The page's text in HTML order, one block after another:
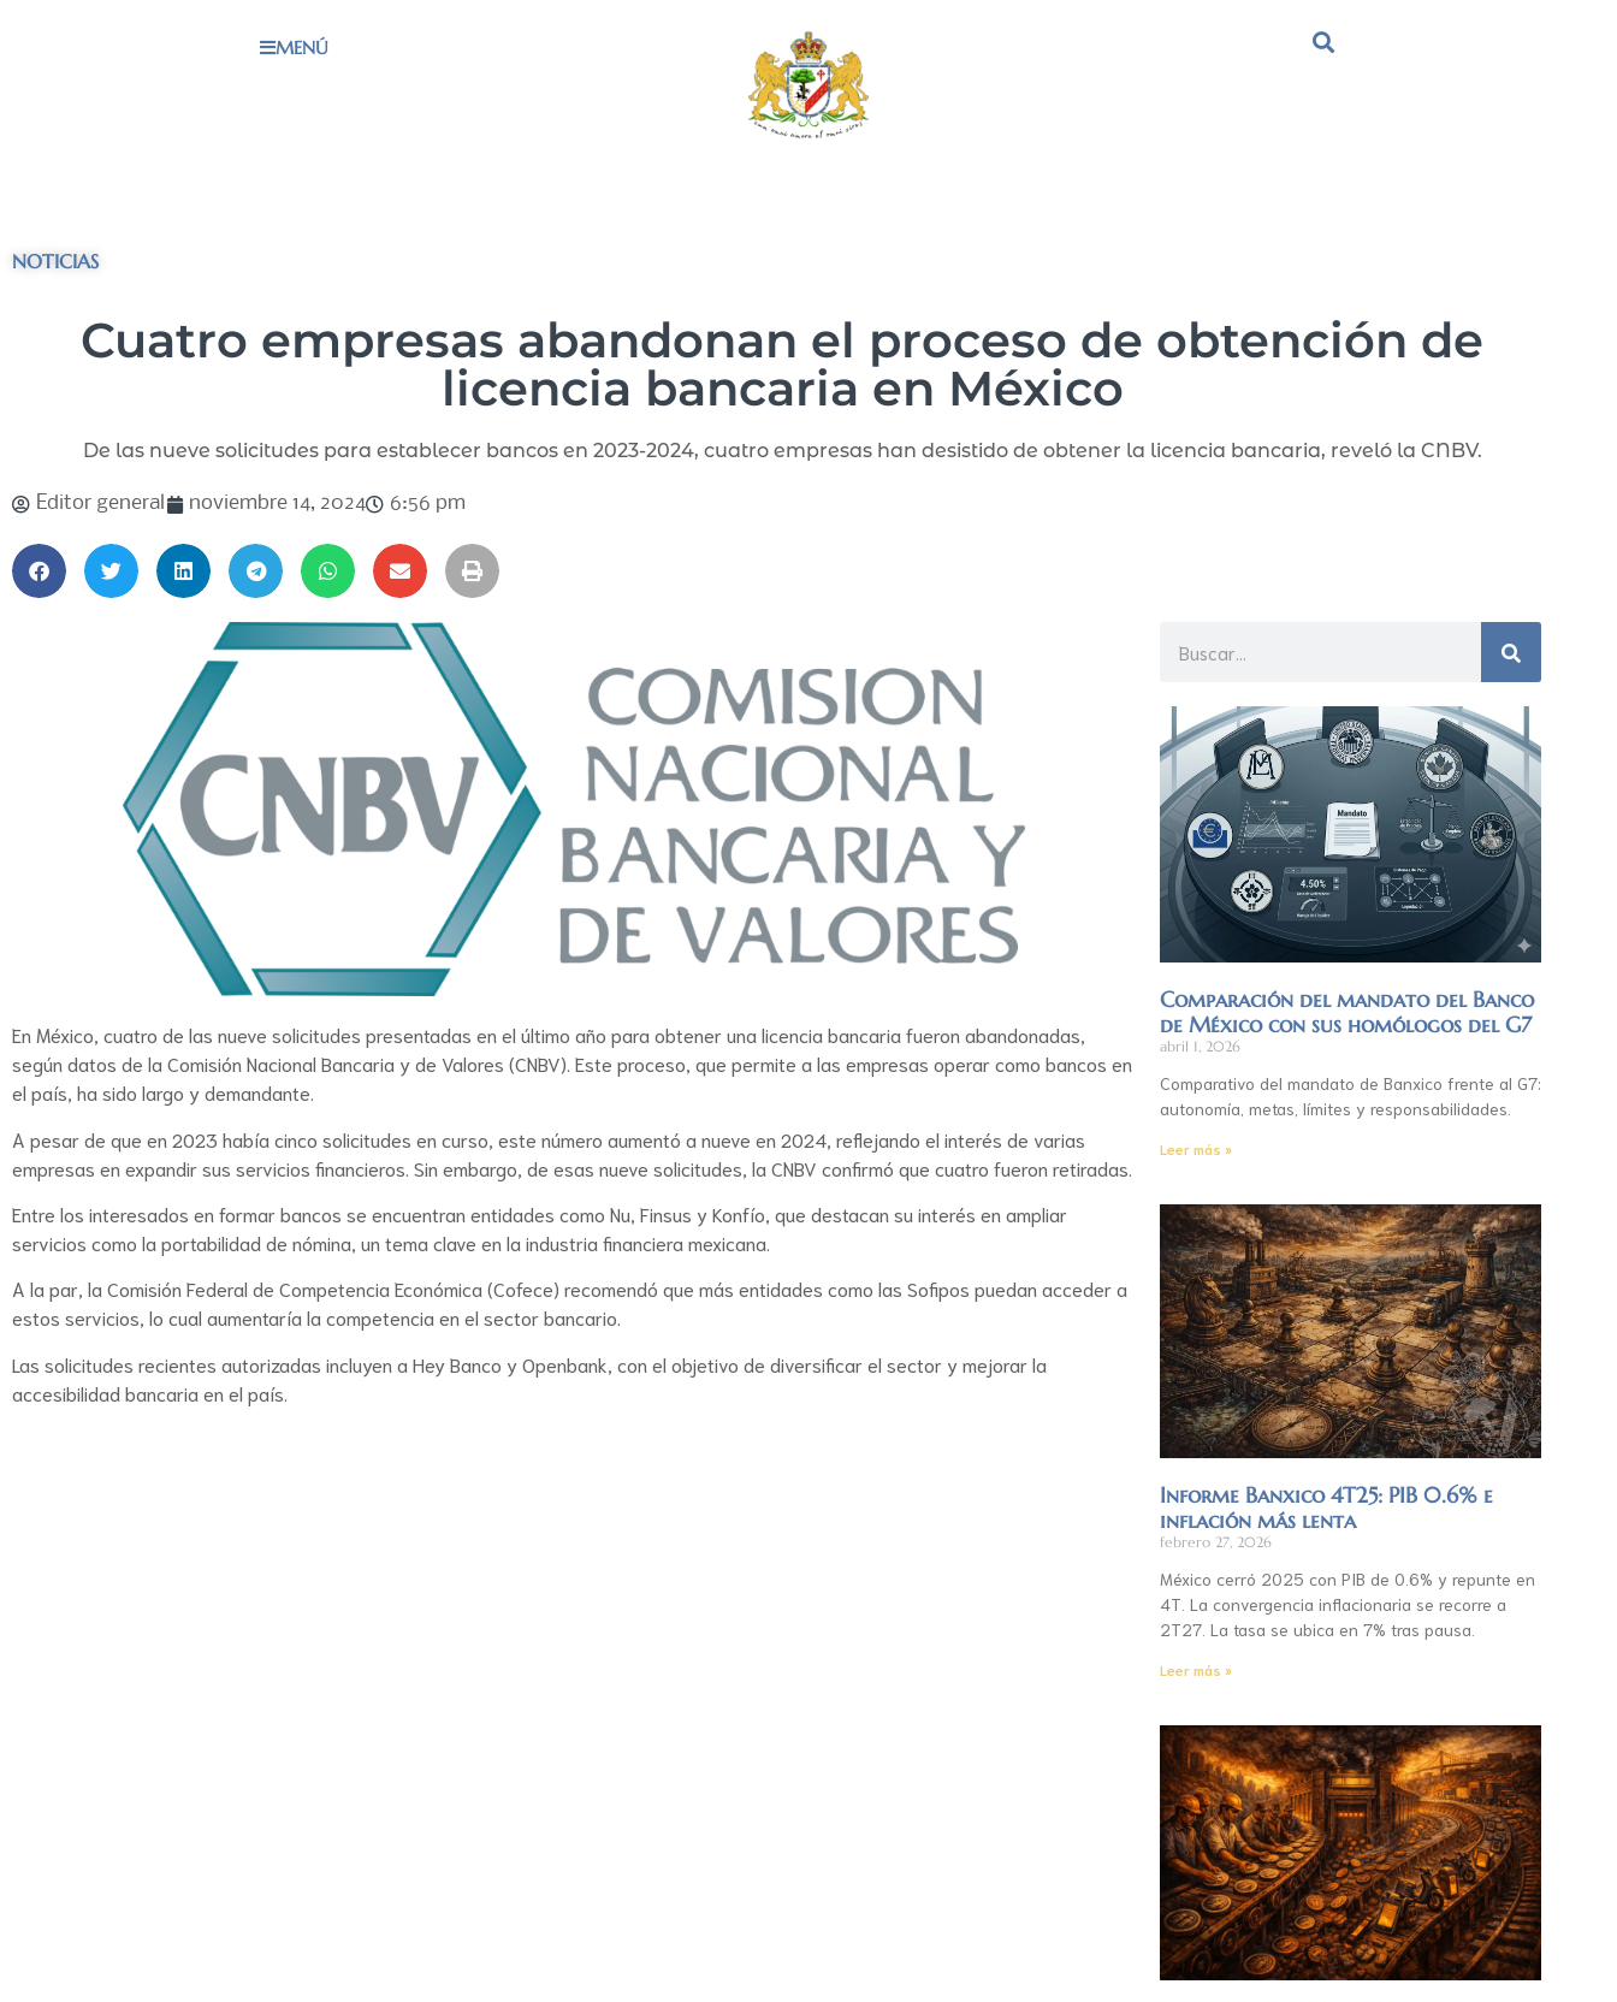
MENÚ
NOTICIAS
Cuatro empresas abandonan el proceso de obtención de
licencia bancaria en México
De las nueve solicitudes para establecer bancos en 2023-2024, cuatro empresas han desistido de obtener la licencia bancaria, reveló la CNBV.
Editor general noviembre 14, 2024 6:56 pm
En México, cuatro de las nueve solicitudes presentadas en el último año para obtener una licencia bancaria fueron abandonadas,
según datos de la Comisión Nacional Bancaria y de Valores (CNBV). Este proceso, que permite a las empresas operar como bancos en
el país, ha sido largo y demandante.
A pesar de que en 2023 había cinco solicitudes en curso, este número aumentó a nueve en 2024, reflejando el interés de varias
empresas en expandir sus servicios financieros. Sin embargo, de esas nueve solicitudes, la CNBV confirmó que cuatro fueron retiradas.
Entre los interesados en formar bancos se encuentran entidades como Nu, Finsus y Konfío, que destacan su interés en ampliar
servicios como la portabilidad de nómina, un tema clave en la industria financiera mexicana.
A la par, la Comisión Federal de Competencia Económica (Cofece) recomendó que más entidades como las Sofipos puedan acceder a
estos servicios, lo cual aumentaría la competencia en el sector bancario.
Las solicitudes recientes autorizadas incluyen a Hey Banco y Openbank, con el objetivo de diversificar el sector y mejorar la
accesibilidad bancaria en el país.
Comparación del mandato del Banco
de México con sus homólogos del G7
abril 1, 2026
Comparativo del mandato de Banxico frente al G7:
autonomía, metas, límites y responsabilidades.
Leer más »
Informe Banxico 4T25: PIB 0.6% e
inflación más lenta
febrero 27, 2026
México cerró 2025 con PIB de 0.6% y repunte en
4T. La convergencia inflacionaria se recorre a
2T27. La tasa se ubica en 7% tras pausa.
Leer más »